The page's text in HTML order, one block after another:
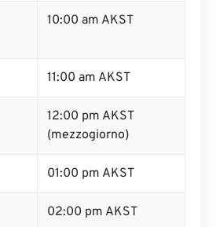
10:00 am AKST
11:00 am AKST
12:00 pm AKST
(mezzogiorno)
01:00 pm AKST
02:00 pm AKST